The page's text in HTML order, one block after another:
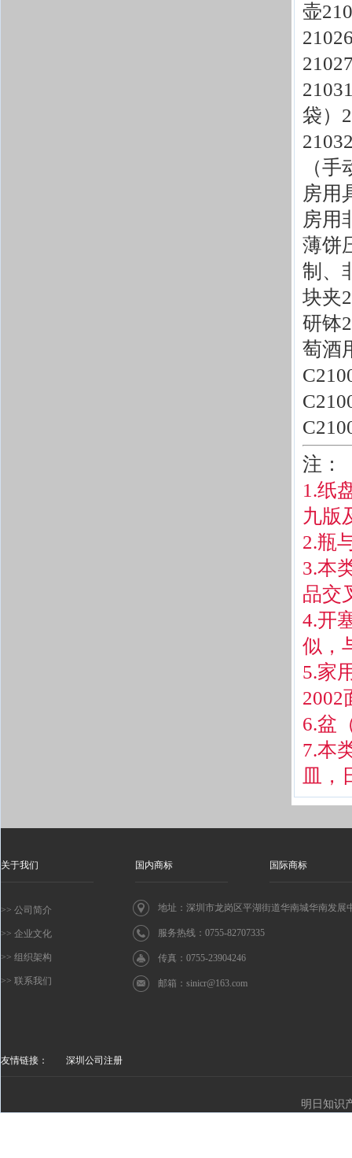
壶
袋）
（
房用
房用
薄饼
制、
块夹
研钵
萄酒
注：
1.纸
九版
2.瓶
3.本
品交
4.开
似，
5.家
2002
6.盆
7.本
皿
关于我们 国内商标 国际商标
>> 公司简介
>> 企业文化
>> 组织架构
>> 联系我们
地址：深圳市龙岗区平湖街道华南城华南发展
服务热线：0755-82707335
传真：0755-23904246
邮箱： sinicr@163.com
友情链接： 深圳公司注册
明日知识